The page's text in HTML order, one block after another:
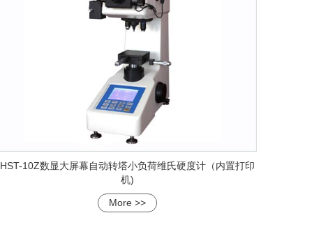
HST-10Z数显大屏幕自动转塔小负荷维氏硬度计（内置打印
机)
More >>